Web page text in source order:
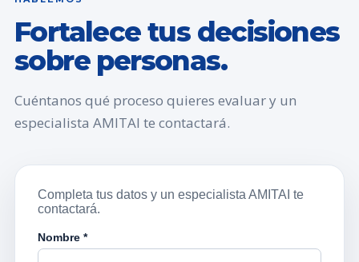
Fortalece tus decisiones
sobre personas.
Cuéntanos qué proceso quieres evaluar y un
especialista AMITAI te contactará.